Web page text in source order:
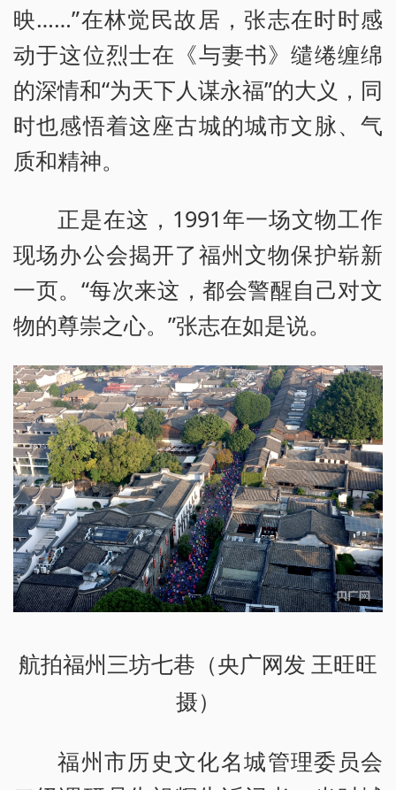
映……”在林觉民故居，张志在时时感
动于这位烈士在《与妻书》缱绻缠绵
的深情和“为天下人谋永福”的大义，同
时也感悟着这座古城的城市文脉、气
质和精神。
正是在这，1991年一场文物工作
现场办公会揭开了福州文物保护崭新
一页。“每次来这，都会警醒自己对文
物的尊崇之心。”张志在如是说。
航拍福州三坊七巷（央广网发 王旺旺
摄）
福州市历史文化名城管理委员会